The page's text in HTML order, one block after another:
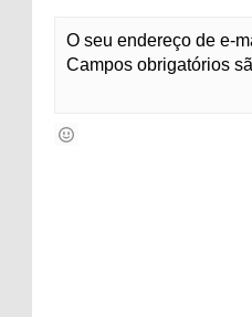
O seu endereço de e-
Campos obrigatórios